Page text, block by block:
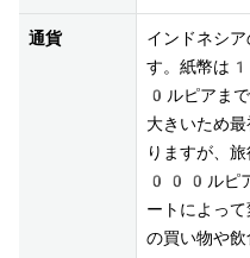
通貨
インドネシ
す。紙幣
0ルピアま
大きいため
りますが、
000ルピア
ートによっ
の買い物や飲